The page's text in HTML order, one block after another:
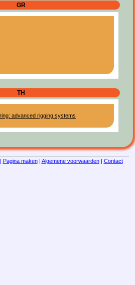
GR
TH
advanced rigging systems
Pagina maken| Algemene voorwaarden| Contact